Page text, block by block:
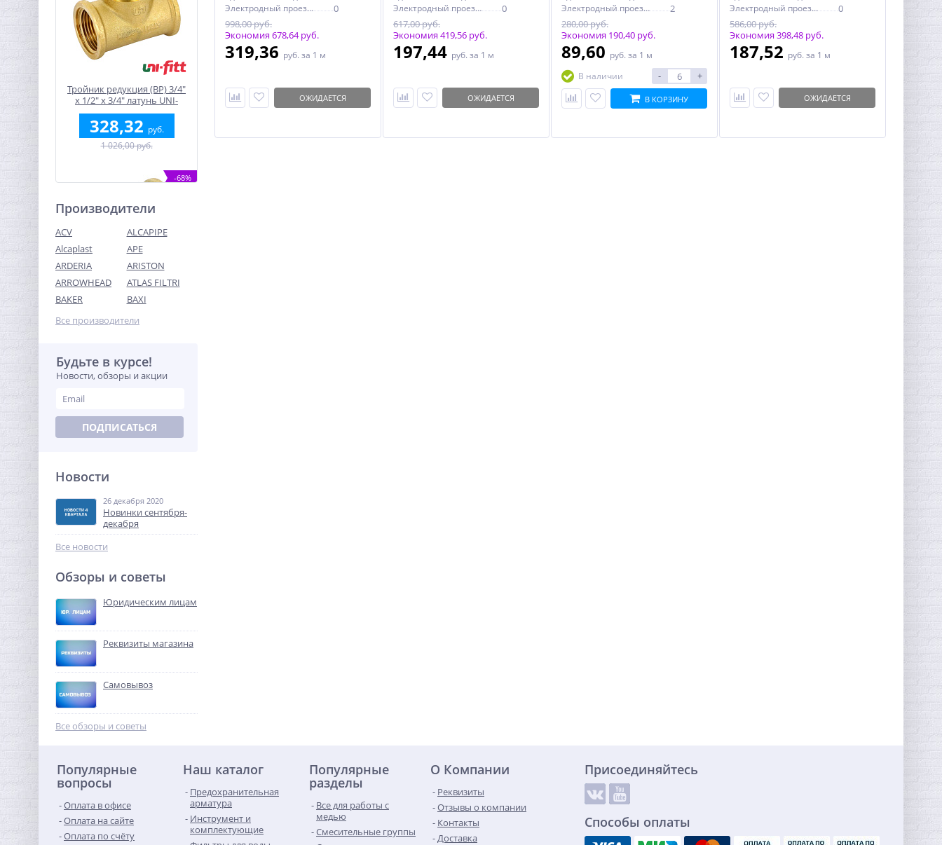
Тройник редукция (ВР) 3/4"
x 1/2" x 3/4" латунь UNI-
FITT
328,32 руб.
1 026,00 руб.
-68%
Муфта резьбовая 1/2" x
1/2" (ВР) латунь UNI-FITT
131,20
Переходник резьбовой
1"1/2 x 1" ВН латунь UNI-
FITT
526,40
Тройник резьбовой (ВР) 2"
латунь UNI-FITT
6 772,00 руб.
-68%
Производители
ACV
ALCAPIPE
Alcaplast
APE
ARDERIA
ARISTON
ARROWHEAD
ATLAS FILTRI
BAKER
BAXI
Все производители
Будьте в курсе!
Новости, обзоры и акции
ПОДПИСАТЬСЯ
Новости
26 декабря 2020
Новинки сентября-
декабря
Все новости
Обзоры и советы
Юридическим лицам
Реквизиты магазина
Самовывоз
Все обзоры и советы
Электродный проезд, 6с1
0
998,00 руб.
Экономия 678,64 руб.
319,36 руб. за 1 м
ОЖИДАЕТСЯ
Электродный проезд, 6с1
0
617,00 руб.
Экономия 419,56 руб.
197,44 руб. за 1 м
ОЖИДАЕТСЯ
Электродный проезд, 6с1
2
280,00 руб.
Экономия 190,40 руб.
89,60 руб. за 1 м
В наличии
- +
В КОРЗИНУ
Электродный проезд, 6с1
0
586,00 руб.
Экономия 398,48 руб.
187,52 руб. за 1 м
ОЖИДАЕТСЯ
Популярные
вопросы
Оплата в офисе
Оплата на сайте
Оплата по счёту
Наш каталог
Предохранительная
арматура
Инструмент и
комплектующие
Популярные
разделы
Все для работы с
медью
Смесительные группы
О Компании
Реквизиты
Отзывы о компании
Контакты
Доставка
Присоединяйтесь
Способы оплаты